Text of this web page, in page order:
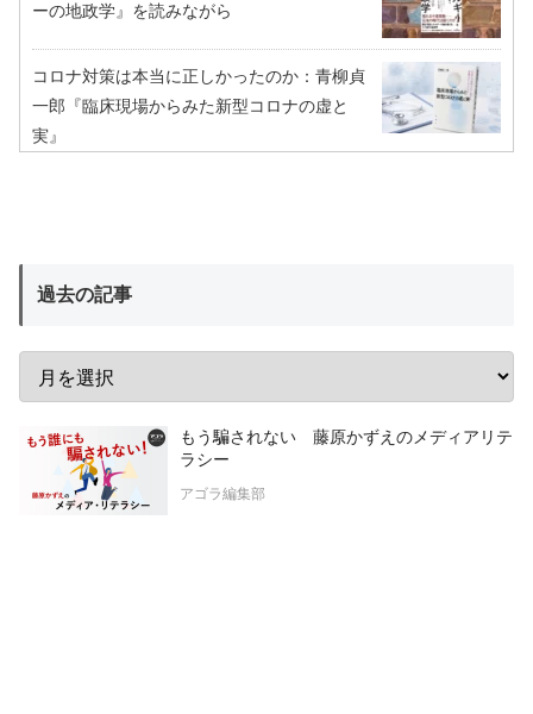
ーの地政学』を読みながら
コロナ対策は本当に正しかったのか：青柳貞
一郎『臨床現場からみた新型コロナの虚と
実』
過去の記事
もう騙されない 藤原かずえのメディアリテ
ラシー
アゴラ編集部